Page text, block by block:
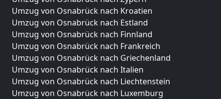
Umzug von Osnabrück nach Kroatien
Umzug von Osnabrück nach Estland
Umzug von Osnabrück nach Finnland
Umzug von Osnabrück nach Frankreich
Umzug von Osnabrück nach Griechenland
Umzug von Osnabrück nach Italien
Umzug von Osnabrück nach Liechtenstein
Umzug von Osnabrück nach Luxemburg